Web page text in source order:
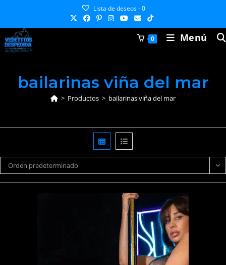
contenido
Lista de deseos -0
0 Menú
bailarinas viña del mar
> Productos > bailarinas viña del mar
Orden predeterminado